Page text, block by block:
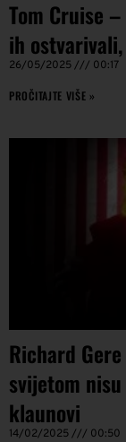
Tom Cruise
ih
26/05/2025 00:17
PROČITAJTE VIŠE »
Richard
svijetom
klaunovi
14/02/2025 00:50